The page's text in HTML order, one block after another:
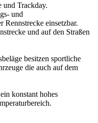
und Trackday.
und
Rennstrecke einsetzbar.
und auf den Straßen
besitzen sportliche
die auch auf dem
konstant hohes